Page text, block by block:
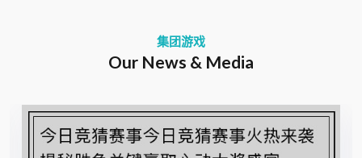
集团游戏
Our News & Media